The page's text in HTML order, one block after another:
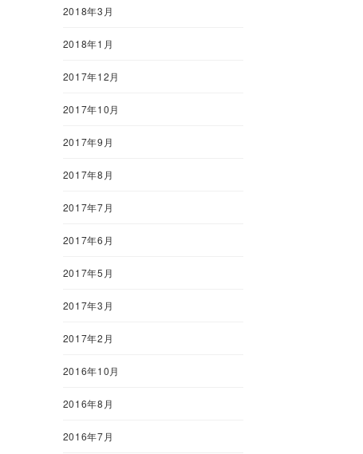
2018年3月
2018年1月
2017年12月
2017年10月
2017年9月
2017年8月
2017年7月
2017年6月
2017年5月
2017年3月
2017年2月
2016年10月
2016年8月
2016年7月